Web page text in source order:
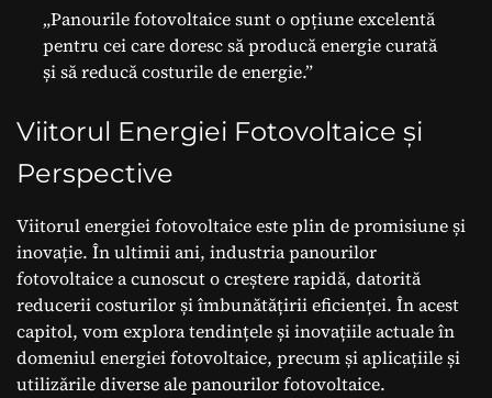
„Panourile fotovoltaice sunt o opțiune excelentă
pentru cei care doresc să producă energie curată
și să reducă costurile de energie.”
Viitorul Energiei Fotovoltaice și
Perspective
Viitorul energiei fotovoltaice este plin de promisiune și
inovație. În ultimii ani, industria panourilor
fotovoltaice a cunoscut o creștere rapidă, datorită
reducerii costurilor și îmbunătățirii eficienței. În acest
capitol, vom explora tendințele și inovațiile actuale în
domeniul energiei fotovoltaice, precum și aplicațiile și
utilizările diverse ale panourilor fotovoltaice.